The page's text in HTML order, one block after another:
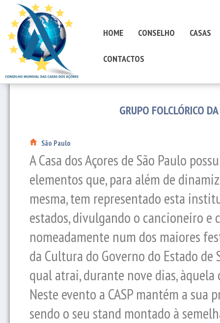
HOME CONSELHO CASAS
CONTACTOS
GRUPO FOLCLÓRICO
São Paulo
A Casa dos Açores de São Paulo
elementos que, para além de
mesma, tem representado esta
estados, divulgando o cancioneiro e
nomeadamente num dos maiores
da Cultura do Governo do Estado de
qual atrai, durante nove dias,
Neste evento a CASP mantém a
sendo o seu stand montado à